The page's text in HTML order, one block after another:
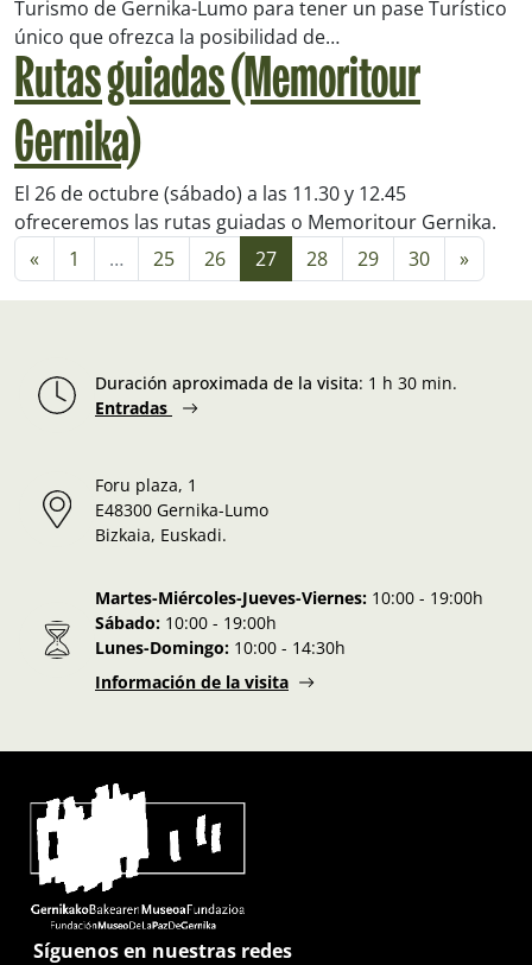
Turismo de Gernika-Lumo para tener un pase Turístico
único que ofrezca la posibilidad de…
Rutas guiadas (Memoritour
Gernika)
El 26 de octubre (sábado) a las 11.30 y 12.45
ofreceremos las rutas guiadas o Memoritour Gernika.
Navegación de entradas
« 1 … 25 26 27 28 29 30 »
Duración aproximada de la visita: 1 h 30 min.
Entradas
Foru plaza, 1
E48300 Gernika-Lumo
Bizkaia, Euskadi.
Martes-Miércoles-Jueves-Viernes: 10:00 - 19:00h
Sábado: 10:00 - 19:00h
Lunes-Domingo: 10:00 - 14:30h
Información de la visita
Síguenos en nuestras redes